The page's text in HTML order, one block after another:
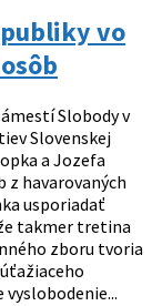
vo
Slobody v
Slovenskej
a Jozefa
z havarovaných
usporiadať
takmer tretina
zboru tvoria